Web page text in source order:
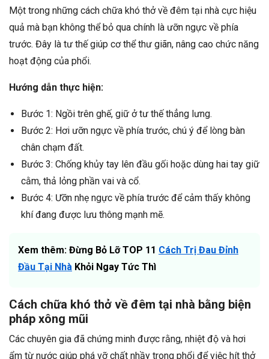
Một trong những cách chữa khó thở về đêm tại nhà cực hiệu
quả mà bạn không thể bỏ qua chính là ưỡn ngực về phía
trước. Đây là tư thế giúp cơ thể thư giãn, nâng cao chức năng
hoạt động của phổi.
Hướng dẫn thực hiện:
Bước 1: Ngồi trên ghế, giữ ở tư thế thẳng lưng.
Bước 2: Hơi ưỡn ngực về phía trước, chú ý để lòng bàn
chân chạm đất.
Bước 3: Chống khủy tay lên đầu gối hoặc dùng hai tay giữ
cằm, thả lỏng phần vai và cổ.
Bước 4: Ưỡn nhẹ ngực về phía trước để cảm thấy không
khí đang được lưu thông mạnh mẽ.
Xem thêm: Đừng Bỏ Lỡ TOP 11 Cách Trị Đau Đỉnh
Đầu Tại Nhà Khỏi Ngay Tức Thì
Cách chữa khó thở về đêm tại nhà bằng biện
pháp xông mũi
Các chuyên gia đã chứng minh được rằng, nhiệt độ và hơi
ẩm từ nước giúp phá vỡ chất nhầy trong phổi để việc hít thở